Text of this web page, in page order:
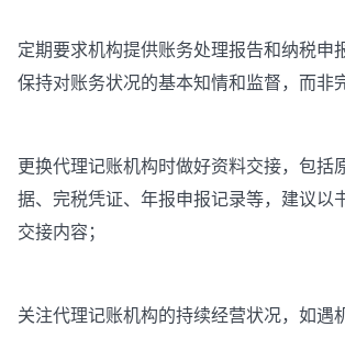
定期要求机构提供账务处理报告和纳税申
保持对账务状况的基本知情和监督，而非
更换代理记账机构时做好资料交接，包括
据、完税凭证、年报申报记录等，建议以
交接内容；
关注代理记账机构的持续经营状况，如遇